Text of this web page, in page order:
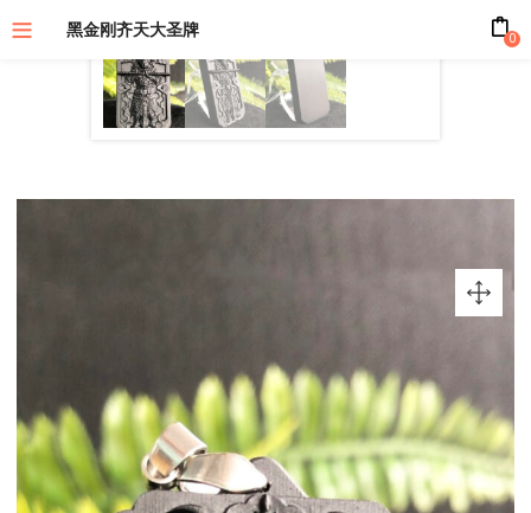
黑金刚齐天大圣牌 0